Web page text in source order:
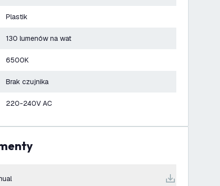
Plastik
130 lumenów na wat
6500K
Brak czujnika
220-240V AC